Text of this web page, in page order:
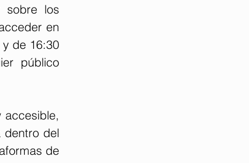
sobre los
en
de 16:30
público
accesible,
dentro del
de